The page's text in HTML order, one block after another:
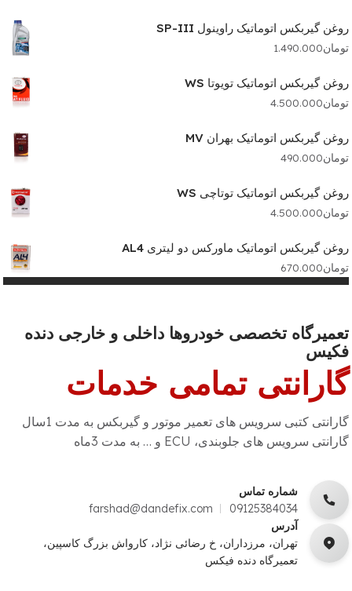
روغن گیربکس اتوماتیک راوینول SP-III
تومان1.490.000
روغن گیربکس اتوماتیک تویوتا WS
تومان4.500.000
روغن گیربکس اتوماتیک بهران MV
تومان490.000
روغن گیربکس اتوماتیک توتاچی WS
تومان4.500.000
روغن گیربکس اتوماتیک ماورکس دو لیتری AL4
تومان670.000
تعمیرگاه تخصصی خودروها داخلی و خارجی دنده
فکیس
گارانتی تمامی خدمات
گارانتی کتبی سرویس های تعمیر موتور و گیربکس به مدت 1سال
گارانتی سرویس های جلوبندی، ECU و … به مدت 3ماه
شماره تماس
09125384034
farshad@dandefix.com
آدرس
تهران، مرزداران، خ رضائی نژاد، کارواش بزرگ کاسپین،
تعمیرگاه دنده فیکس